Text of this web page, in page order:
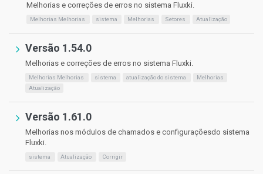
Melhorias e correções de erros no sistema Fluxki.
Melhorias Melhorias sistema Melhorias Setores Atualização
Versão 1.54.0
Melhorias e correções de erros no sistema Fluxki.
Melhorias Melhorias sistema atualização do sistema
Melhorias
Atualização
Versão 1.61.0
Melhorias nos módulos de chamados e configuraçõesdo sistema
Fluxki.
sistema Atualização Corrigir